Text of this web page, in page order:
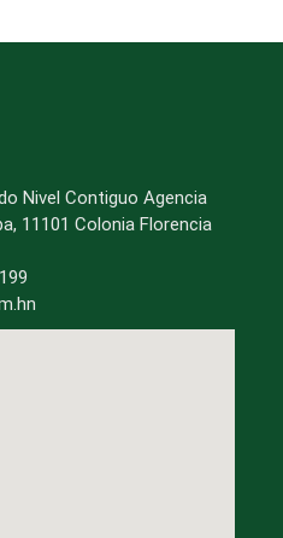
Nivel Contiguo Agencia
11101 Colonia Florencia